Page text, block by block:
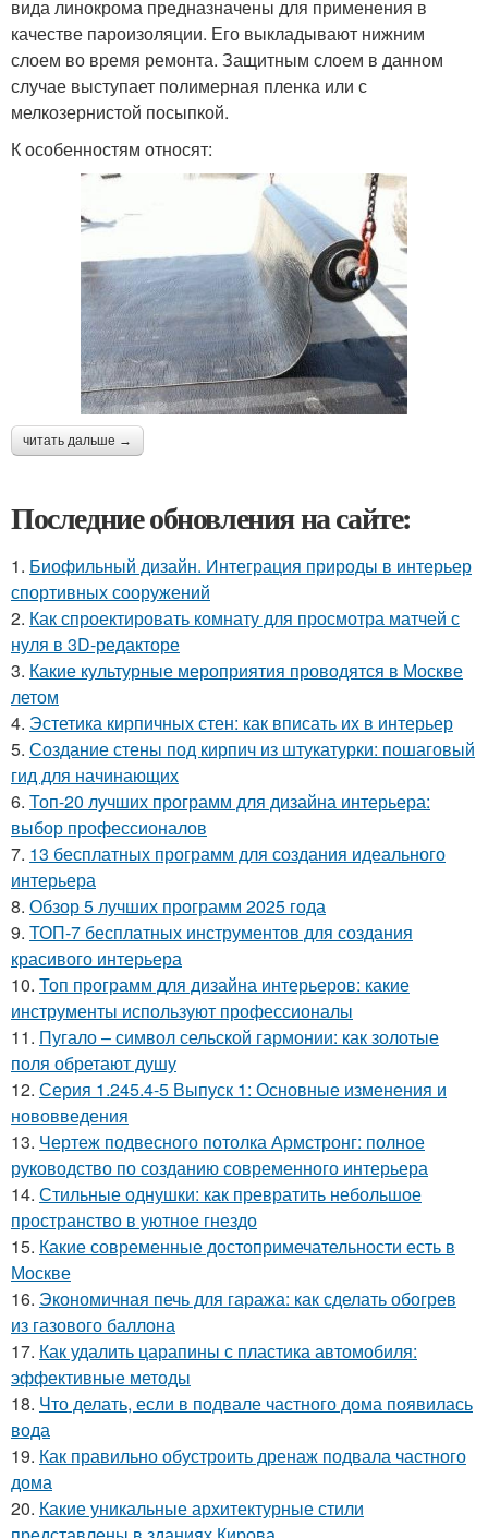
вида линокрома предназначены для применения в
качестве пароизоляции. Его выкладывают нижним
слоем во время ремонта. Защитным слоем в данном
случае выступает полимерная пленка или с
мелкозернистой посыпкой.
К особенностям относят:
читать дальше →
Последние обновления на сайте:
1. Биофильный дизайн. Интеграция природы в интерьер
спортивных сооружений
2. Как спроектировать комнату для просмотра матчей с
нуля в 3D-редакторе
3. Какие культурные мероприятия проводятся в Москве
летом
4. Эстетика кирпичных стен: как вписать их в интерьер
5. Создание стены под кирпич из штукатурки: пошаговый
гид для начинающих
6. Топ-20 лучших программ для дизайна интерьера:
выбор профессионалов
7. 13 бесплатных программ для создания идеального
интерьера
8. Обзор 5 лучших программ 2025 года
9. ТОП-7 бесплатных инструментов для создания
красивого интерьера
10. Топ программ для дизайна интерьеров: какие
инструменты используют профессионалы
11. Пугало – символ сельской гармонии: как золотые
поля обретают душу
12. Серия 1.245.4-5 Выпуск 1: Основные изменения и
нововведения
13. Чертеж подвесного потолка Армстронг: полное
руководство по созданию современного интерьера
14. Стильные однушки: как превратить небольшое
пространство в уютное гнездо
15. Какие современные достопримечательности есть в
Москве
16. Экономичная печь для гаража: как сделать обогрев
из газового баллона
17. Как удалить царапины с пластика автомобиля:
эффективные методы
18. Что делать, если в подвале частного дома появилась
вода
19. Как правильно обустроить дренаж подвала частного
дома
20. Какие уникальные архитектурные стили